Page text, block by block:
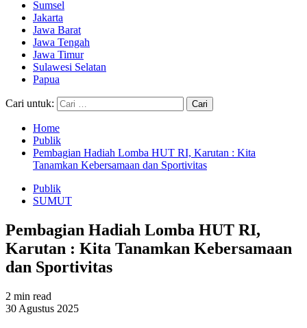
Sumsel
Jakarta
Jawa Barat
Jawa Tengah
Jawa Timur
Sulawesi Selatan
Papua
Cari untuk:
Home
Publik
Pembagian Hadiah Lomba HUT RI, Karutan : Kita
Tanamkan Kebersamaan dan Sportivitas
Publik
SUMUT
Pembagian Hadiah Lomba HUT RI,
Karutan : Kita Tanamkan Kebersamaan
dan Sportivitas
2 min read
30 Agustus 2025